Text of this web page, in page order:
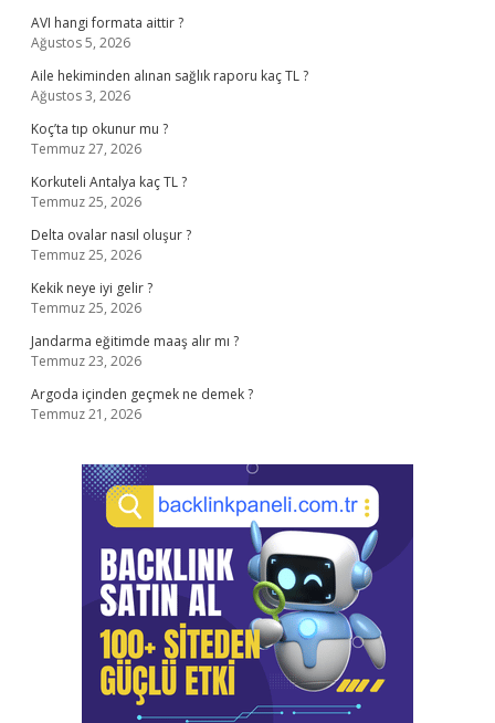
AVI hangi formata aittir ?
Ağustos 5, 2026
Aile hekiminden alınan sağlık raporu kaç TL ?
Ağustos 3, 2026
Koç’ta tıp okunur mu ?
Temmuz 27, 2026
Korkuteli Antalya kaç TL ?
Temmuz 25, 2026
Delta ovalar nasıl oluşur ?
Temmuz 25, 2026
Kekik neye iyi gelir ?
Temmuz 25, 2026
Jandarma eğitimde maaş alır mı ?
Temmuz 23, 2026
Argoda içinden geçmek ne demek ?
Temmuz 21, 2026